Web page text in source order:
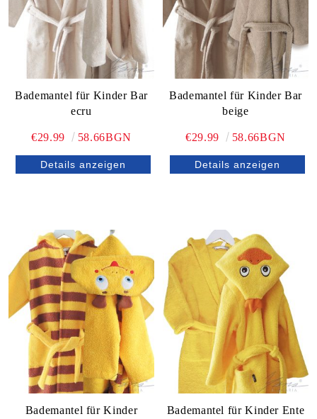
Bademantel für Kinder Bar
ecru
€29.99 58.66BGN
Details anzeigen
Bademantel für Kinder Bar
beige
€29.99 58.66BGN
Details anzeigen
Bademantel für Kinder
Bademantel für Kinder Ente